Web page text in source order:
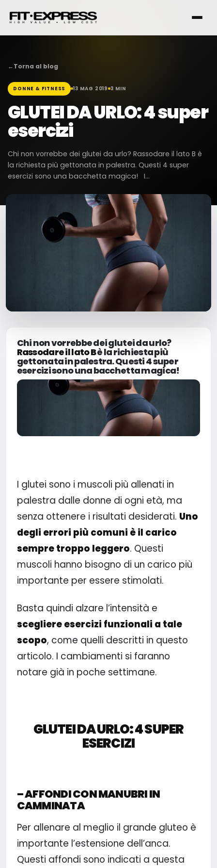
FRANCHISING
SERVIZI
I NOSTRI CLUB
Milano Missaglia
Lido di Camaiore
←Torna al blog
DONNE & FITNESS 13 MAG 2019 3 MIN
GLUTEI DA URLO: 4 super
esercizi
Chi non vorrebbe dei glutei da urlo? Rassodare il lato B è
la richiesta più gettonata in palestra. Questi 4 super
esercizi sono una bacchetta magica! I...
Chi non vorrebbe dei glutei da urlo?
Rassodare il lato Bè la richiesta più
gettonata in palestra. Questi 4 super
esercizi sono una bacchetta magica!
I glutei sono i muscoli più allenati in
palestra dalle donne di ogni età, ma
senza ottenere i risultati desiderati. Uno
degli errori più comuni è il carico
sempre troppo leggero. Questi
muscoli hanno bisogno di un carico più
importante per essere stimolati.
Basta quindi alzare l’intensità e
scegliere esercizi funzionali a tale
scopo, come quelli descritti in questo
articolo. I cambiamenti si faranno
notare già in poche settimane.
GLUTEI DA URLO: 4 SUPER
ESERCIZI
– AFFONDI CON MANUBRI IN
CAMMINATA
Per allenare al meglio il grande gluteo è
importante l’estensione dell’anca.
Questi affondi sono indicati a questa